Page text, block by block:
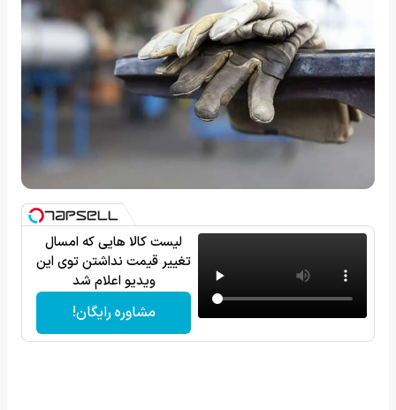
لیست کالا هایی که امسال
تغییر قیمت نداشتن توی این
ویدیو اعلام شد
مشاوره رایگان!